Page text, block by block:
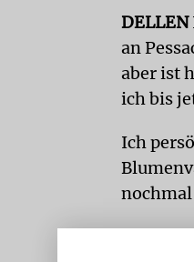
DELLEN
an
aber ist
ich bis
Ich